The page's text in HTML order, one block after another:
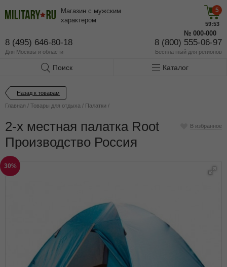
Магазин с мужским
характером
8 (495) 646-80-18
Для Москвы и области
8 (800) 555-06-97
Бесплатный для регионов
5
59:53
№ 000-000
Поиск Каталог
Назад к товарам
Главная / Товары для отдыха / Палатки /
2-х местная палатка Root
Производство Россия
В избранное
30%